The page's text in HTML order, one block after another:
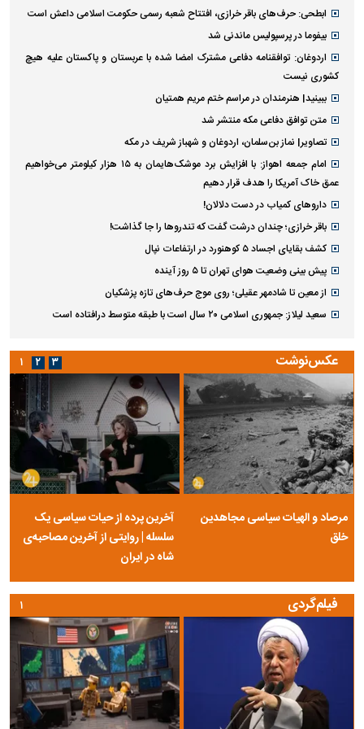
ابطحی: حرف‌های باقر خرازی، افتتاح شعبه رسمی حکومت اسلامی داعش است
بیفوما در پرسپولیس ماندنی شد
اردوغان: توافقنامه دفاعی مشترک امضا شده با عربستان و پاکستان علیه هیچ
کشوری نیست
ببینید| هنرمندان در مراسم ختم مریم همتیان
متن توافق دفاعی مکه منتشر شد
تصاویر| نماز بن‌سلمان، اردوغان و شهباز شریف در مکه
امام‌ جمعه اهواز: با افزایش برد موشک‌هایمان به ۱۵ هزار کیلومتر می‌خواهیم
عمق خاک آمریکا را هدف قرار دهیم
داروهای کمیاب در دست دلالان!
باقر خرازی؛ چندان درشت گفت که تندروها را جا گذاشت!
کشف بقایای اجساد ۵ کوهنورد در ارتفاعات نپال
پیش بینی وضعیت هوای تهران تا ۵ روز آینده
از معین تا شادمهر عقیلی؛ روی موج حرف‌های تازه پزشکیان
سعید لیلاز: جمهوری اسلامی ۲۰ سال است با طبقه متوسط درافتاده است
عکس‌نوشت
مرصاد و الهیات سیاسی مجاهدین
خلق
آخرین پرده از حیات سیاسی یک
سلسله | روایتی از آخرین مصاحبه‌ی
شاه در ایران
۱ ۲ ۳
فیلم‌گردی ۱